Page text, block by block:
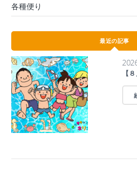
各種便り
最近の記事
【